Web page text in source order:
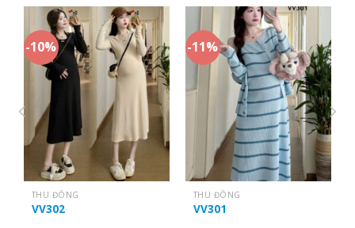
-10%
THU ĐÔNG
VV302
-11%
THU ĐÔNG
VV301